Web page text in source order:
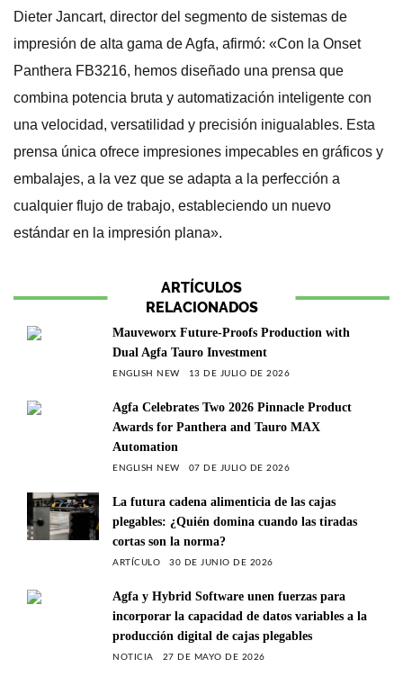
Dieter Jancart, director del segmento de sistemas de
impresión de alta gama de Agfa, afirmó: «Con la Onset
Panthera FB3216, hemos diseñado una prensa que
combina potencia bruta y automatización inteligente con
una velocidad, versatilidad y precisión inigualables. Esta
prensa única ofrece impresiones impecables en gráficos y
embalajes, a la vez que se adapta a la perfección a
cualquier flujo de trabajo, estableciendo un nuevo
estándar en la impresión plana».
ARTÍCULOS
RELACIONADOS
Mauveworx Future-Proofs Production with
Dual Agfa Tauro Investment
ENGLISH NEW 13 DE JULIO DE 2026
Agfa Celebrates Two 2026 Pinnacle Product
Awards for Panthera and Tauro MAX
Automation
ENGLISH NEW 07 DE JULIO DE 2026
La futura cadena alimenticia de las cajas
plegables: ¿Quién domina cuando las tiradas
cortas son la norma?
ARTÍCULO 30 DE JUNIO DE 2026
Agfa y Hybrid Software unen fuerzas para
incorporar la capacidad de datos variables a la
producción digital de cajas plegables
NOTICIA 27 DE MAYO DE 2026